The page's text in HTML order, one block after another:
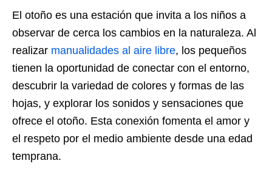
El otoño es una estación que invita a los niños a
observar de cerca los cambios en la naturaleza. Al
realizar manualidades al aire libre, los pequeños
tienen la oportunidad de conectar con el entorno,
descubrir la variedad de colores y formas de las
hojas, y explorar los sonidos y sensaciones que
ofrece el otoño. Esta conexión fomenta el amor y
el respeto por el medio ambiente desde una edad
temprana.